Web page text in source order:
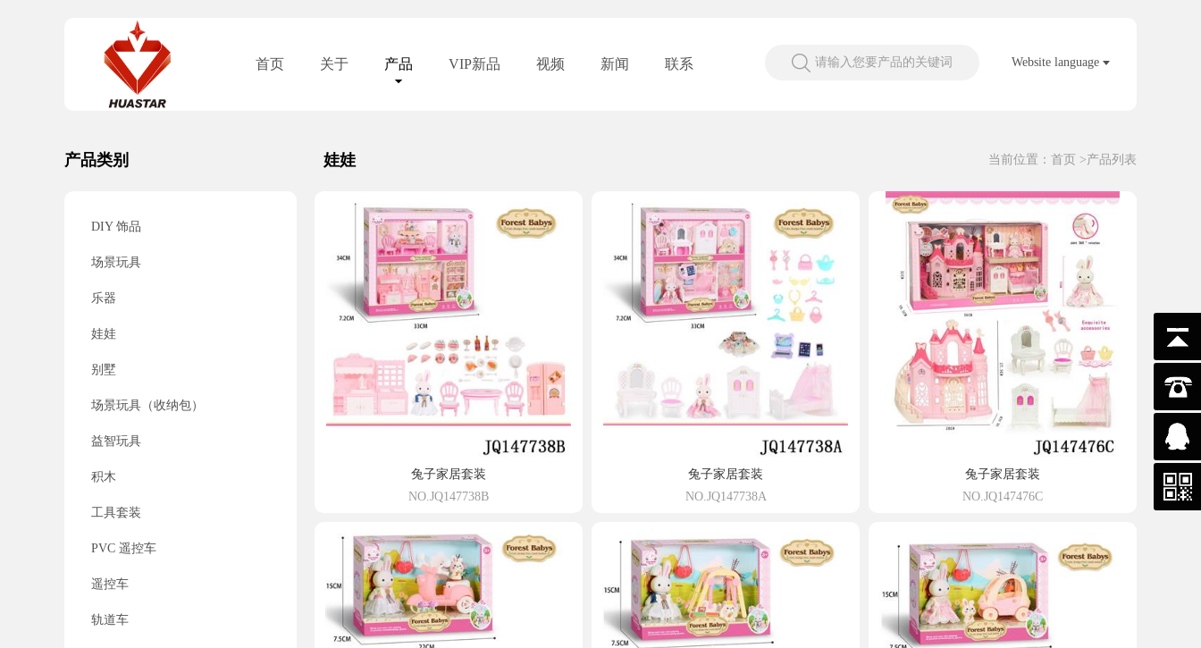
首页 关于 产品 VIP新品 视频 新闻 联系 请输入您要产品的关键词 Website language
产品类别
DIY 饰品
场景玩具
乐器
娃娃
别墅
场景玩具（收纳包）
益智玩具
积木
工具套装
PVC 遥控车
遥控车
轨道车
娃娃 当前位置： 首页 >产品列表
兔子家居套装
NO.JQ147738B
兔子家居套装
NO.JQ147738A
兔子家居套装
NO.JQ147476C
3355